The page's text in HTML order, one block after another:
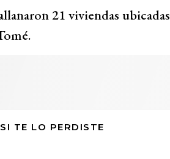
21 viviendas ubicadas
TE LO PERDISTE